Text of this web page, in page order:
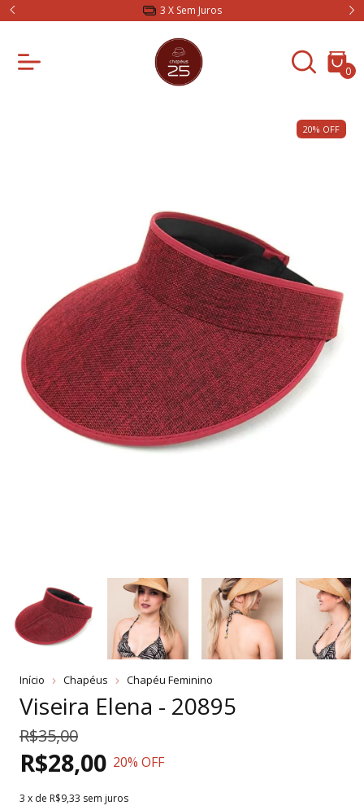
3 X Sem Juros
0
20% OFF
Início Chapéus Chapéu Feminino
Viseira Elena - 20895
R$35,00
R$28,00 20% OFF
3 x de R$9,33 sem juros